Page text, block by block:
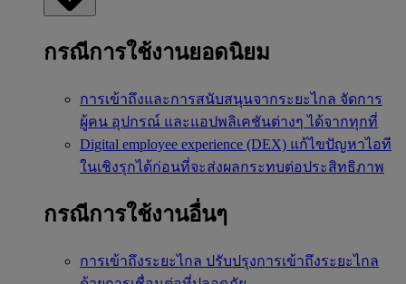
กรณีการใช้งานยอดนิยม
การเข้าถึงและการสนับสนุนจากระยะไกล จัดการ
ผู้คน อุปกรณ์ และแอปพลิเคชันต่างๆ ได้จากทุกที่
Digital employee experience (DEX) แก้ไขปัญหาไอที
ในเชิงรุกได้ก่อนที่จะส่งผลกระทบต่อประสิทธิภาพ
กรณีการใช้งานอื่นๆ
การเข้าถึงระยะไกล ปรับปรุงการเข้าถึงระยะไกล